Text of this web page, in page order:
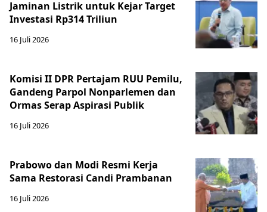
Jaminan Listrik untuk Kejar Target
Investasi Rp314 Triliun
16 Juli 2026
Komisi II DPR Pertajam RUU Pemilu,
Gandeng Parpol Nonparlemen dan
Ormas Serap Aspirasi Publik
16 Juli 2026
Prabowo dan Modi Resmi Kerja
Sama Restorasi Candi Prambanan
16 Juli 2026